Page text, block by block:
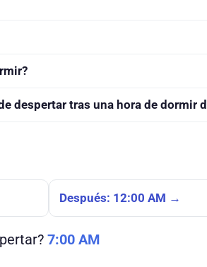
despertar tras una hora de dormir
Después: 12:00 AM →
7:00 AM